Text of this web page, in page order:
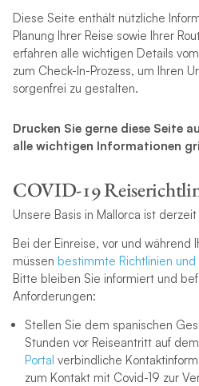
Diese Seite enthält nützliche
Planung Ihrer Reise sowie Ihrer
erfahren alle wichtigen Details
zum Check-In-Prozess, um Ihren
sorgenfrei zu gestalten.
Drucken Sie gerne diese Seite
alle wichtigen Informationen
COVID-19
Unsere Basis in Mallorca ist
Bei der Einreise, vor und während
müssen bestimmte Richtlinien und
Bitte bleiben Sie informiert und
Anforderungen:
Stellen Sie dem spanischen
Stunden vor Reiseantritt auf dem
Portal verbindliche
zum Kontakt mit Covid-19 zur